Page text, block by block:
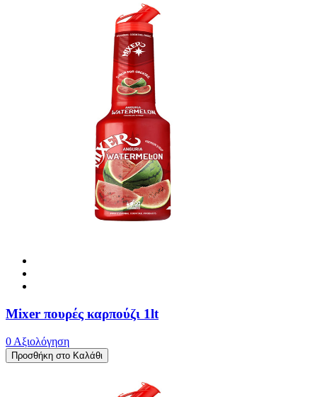
Mixer πουρές καρπούζι 1lt
0 Αξιολόγηση
Προσθήκη στο Καλάθι